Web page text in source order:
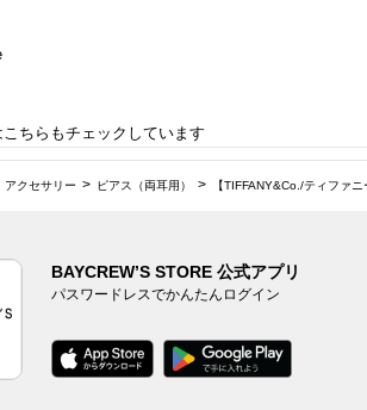
ちらもチェックしています
アクセサリー ピアス（両耳用） 【TIFFANY&Co./ティファ
BAYCREW’S STORE 公式アプリ
パスワードレスでかんたんログイン